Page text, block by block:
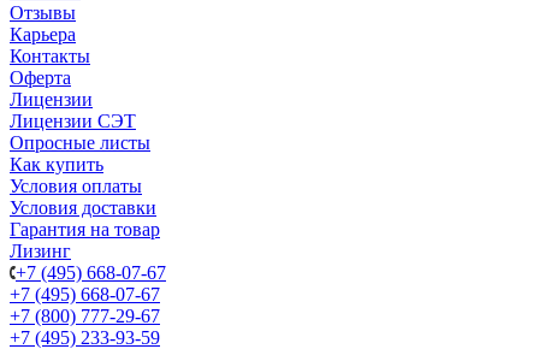
Отзывы
Карьера
Контакты
Оферта
Лицензии
Лицензии СЭТ
Опросные листы
Как купить
Условия оплаты
Условия доставки
Гарантия на товар
Лизинг
+7 (495) 668-07-67
+7 (495) 668-07-67
+7 (800) 777-29-67
+7 (495) 233-93-59